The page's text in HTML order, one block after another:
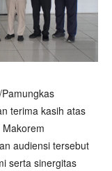
terima kasih atas
audiensi tersebut
serta sinergitas